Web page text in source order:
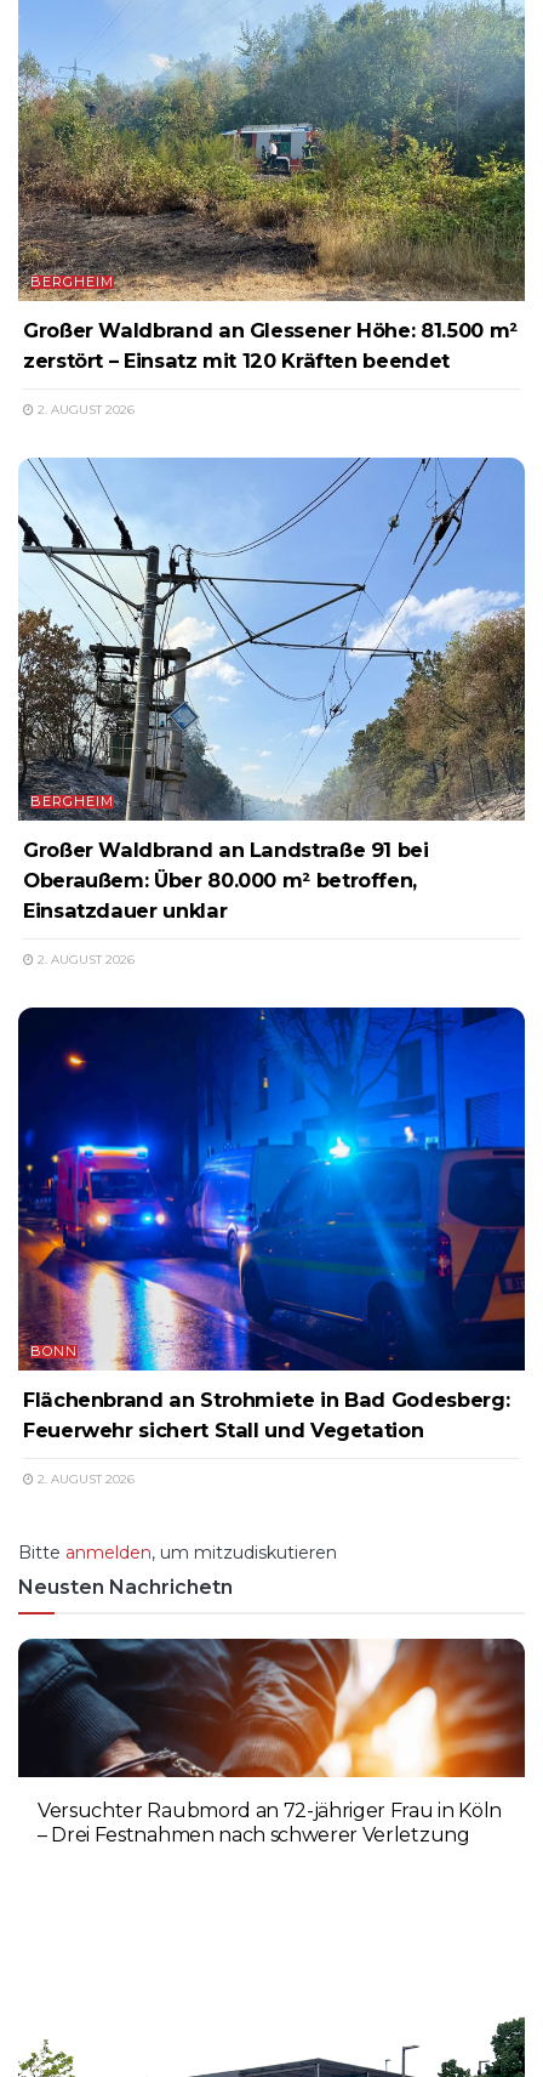
BERGHEIM
Großer Waldbrand an Glessener Höhe: 81.500 m²
zerstört – Einsatz mit 120 Kräften beendet
2. AUGUST 2026
BERGHEIM
Großer Waldbrand an Landstraße 91 bei
Oberaußem: Über 80.000 m² betroffen,
Einsatzdauer unklar
2. AUGUST 2026
BONN
Flächenbrand an Strohmiete in Bad Godesberg:
Feuerwehr sichert Stall und Vegetation
2. AUGUST 2026
Bitte anmelden, um mitzudiskutieren
Neusten Nachrichetn
Versuchter Raubmord an 72-jähriger Frau in Köln
– Drei Festnahmen nach schwerer Verletzung